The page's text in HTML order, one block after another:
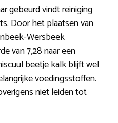
gebeurd vindt reiniging
Door het plaatsen van
Wersbeek
van 7,28 naar een
beetje kalk blijft wel
voedingsstoffen.
niet leiden tot